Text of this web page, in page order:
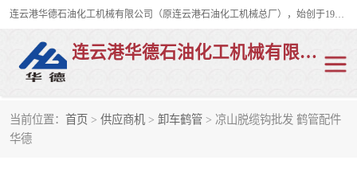
连云港华德石油化工机械有限公司（原连云港石油化工机械总厂），始创于1982年，是从事码头船用流体装卸臂、陆用流体装卸臂（鹤管）、活动梯、钢构平台、定量装车系统等全系列流体装卸设备的设计、制造、销售以及服务的专业供应商。
连云港华德石油化工机械有限公司
当前位置： 首页 > 供应商机 > 卸车鹤管 > 凉山脱缆钩批发 鹤管配件
华德陆用流体装卸臂